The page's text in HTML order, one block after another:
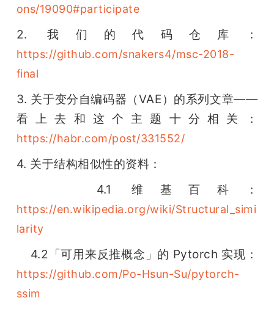
ons/19090#participate
2. 我们的代码仓库：
https://github.com/snakers4/msc-2018-
final
3. 关于变分自编码器（VAE）的系列文章——
看上去和这个主题十分相关：
https://habr.com/post/331552/
4. 关于结构相似性的资料：
4.1 维基百科：
https://en.wikipedia.org/wiki/Structural_simi
larity
4.2「可用来反推概念」的 Pytorch 实现：
https://github.com/Po-Hsun-Su/pytorch-
ssim